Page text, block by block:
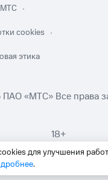
для улучшения
.
cookies
этика
«МТС» Все права
18+